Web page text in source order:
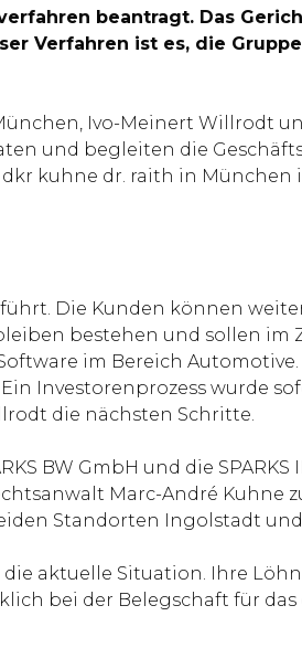
beantragt. Das
Verfahren ist es, die
Ivo-Meinert Willrodt
und begleiten die
kuhne dr. raith in
Die Kunden können
bestehen und sollen im
im Bereich
Investorenprozess wurde
die nächsten Schritte.
BW GmbH und die
Marc-André Kuhne
Standorten Ingolstadt und
aktuelle Situation. Ihre
bei der Belegschaft für